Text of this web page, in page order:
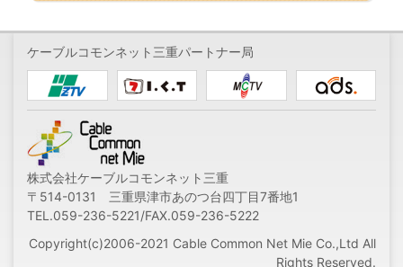
ケーブルコモンネット三重パートナー局
株式会社ケーブルコモンネット三重
〒514-0131 三重県津市あのつ台四丁目7番地1
TEL.059-236-5221/FAX.059-236-5222
Copyright(c)2006-2021 Cable Common Net Mie Co.,Ltd All
Rights Reserved.